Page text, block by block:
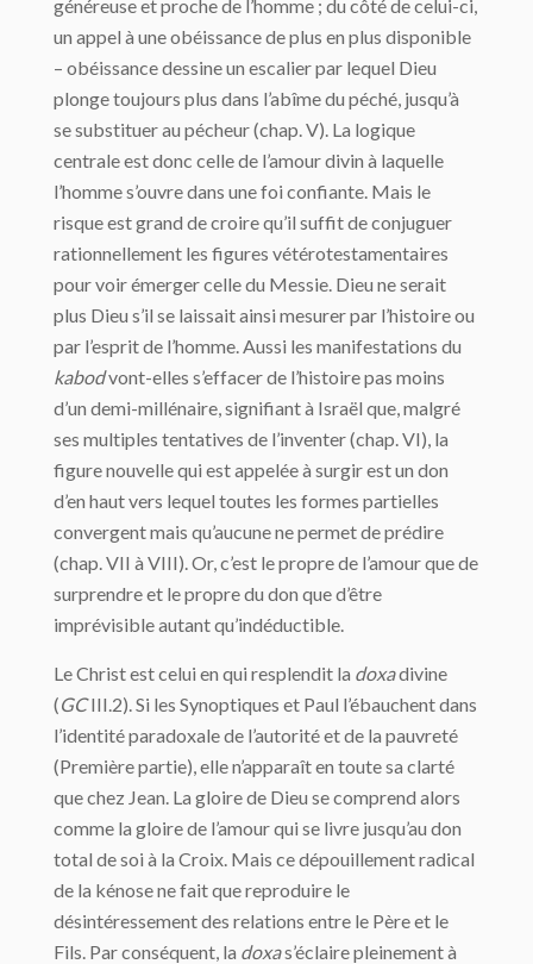
généreuse et proche de l’homme ; du côté de celui-ci,
un appel à une obéissance de plus en plus disponible
– obéis­sance dessine un escalier par lequel Dieu
plonge tou­jours plus dans l’abîme du péché, jusqu’à
se substituer au pécheur (chap. V). La logique
centrale est donc celle de l’amour divin à laquelle
l’homme s’ouvre dans une foi confiante. Mais le
risque est grand de croire qu’il suffit de conjuguer
rationnellement les figures vétérotestamentaires
pour voir émerger celle du Messie. Dieu ne serait
plus Dieu s’il se laissait ainsi mesurer par l’histoire ou
par l’esprit de l’homme. Aussi les manifestations du
kabodvont-elles s’effacer de l’histoire pas moins
d’un demi-millénaire, signifiant à Israël que, malgré
ses multiples tentatives de l’inventer (chap. VI), la
figure nouvelle qui est appelée à surgir est un don
d’en haut vers lequel toutes les formes partielles
conver­gent mais qu’aucune ne permet de prédire
(chap. VII à VIII). Or, c’est le propre de l’amour que de
surprendre et le propre du don que d’être
imprévisible autant qu’indéductible.
Le Christ est celui en qui resplendit la doxadivine
(GCIII.2). Si les Synoptiques et Paul l’ébauchent dans
l’identité paradoxale de l’autorité et de la pauvreté
(Première partie), elle n’apparaît en toute sa clarté
que chez Jean. La gloire de Dieu se comprend alors
comme la gloire de l’amour qui se livre jus­qu’au don
total de soi à la Croix. Mais ce dépouillement radical
de la kénose ne fait que reproduire le
désintéressement des relations entre le Père et le
Fils. Par conséquent, la doxas’éclaire pleinement à